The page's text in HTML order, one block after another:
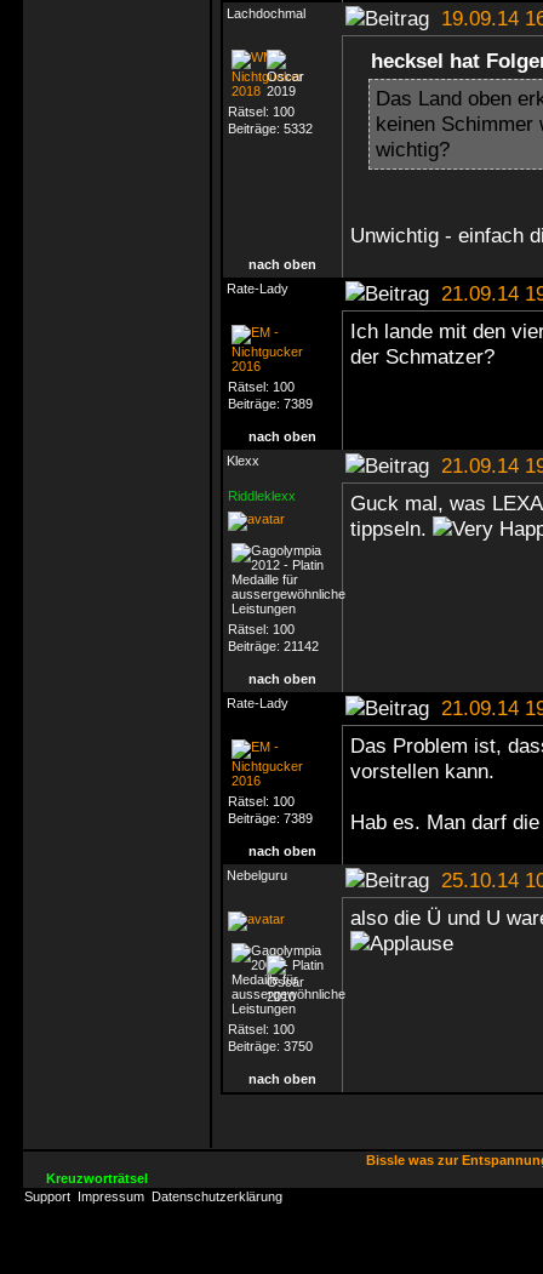
Lachdochmal
19.09.14
Rätsel: 100
Beiträge: 5332
hecksel hat
Das Land oben
keinen Schimmer
wichtig?
Unwichtig - einfach
nach oben
Rate-Lady
21.09.14
Rätsel: 100
Beiträge: 7389
Ich lande mit den
der Schmatzer?
nach oben
Klexx
21.09.14
Riddleklexx
Rätsel: 100
Beiträge: 21142
Guck mal, was
tippseln.
nach oben
Rate-Lady
21.09.14
Rätsel: 100
Beiträge: 7389
Das Problem ist,
vorstellen kann.
Hab es. Man darf
nach oben
Nebelguru
25.10.14
Rätsel: 100
Beiträge: 3750
also die Ü und U
nach oben
Bissle was zur
Kreuzworträtsel
Support Impressum Datenschutzerklärung